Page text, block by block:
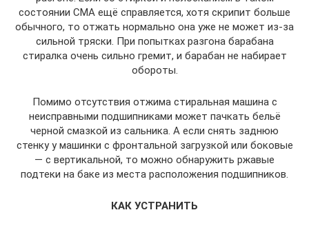
состоянии СМА ещё справляется, хотя скрипит больше
обычного, то отжать нормально она уже не может из-за
сильной тряски. При попытках разгона барабана
стиралка очень сильно гремит, и барабан не набирает
обороты.
Помимо отсутствия отжима стиральная машина с
неисправными подшипниками может пачкать бельё
черной смазкой из сальника. А если снять заднюю
стенку у машинки с фронтальной загрузкой или боковые
— с вертикальной, то можно обнаружить ржавые
подтеки на баке из места расположения подшипников.
КАК УСТРАНИТЬ